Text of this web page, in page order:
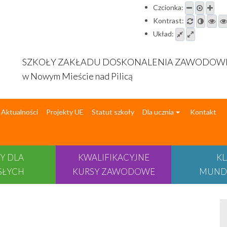
Czcionka:
Kontrast:
Układ:
SZKOŁY ZAKŁADU DOSKONALENIA
w Nowym Mieście nad Pilicą
Aktualności Projekty UE Statut szkoły Dla ucznia Kontakt
DLA
KWALIFIKACYJNE
KURSY ZAWODOWE